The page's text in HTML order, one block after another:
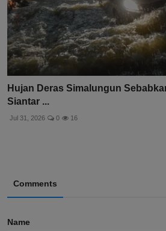
Hujan Deras Simalungun
Siantar ...
Jul 31, 2026 0 16
Comments
Name